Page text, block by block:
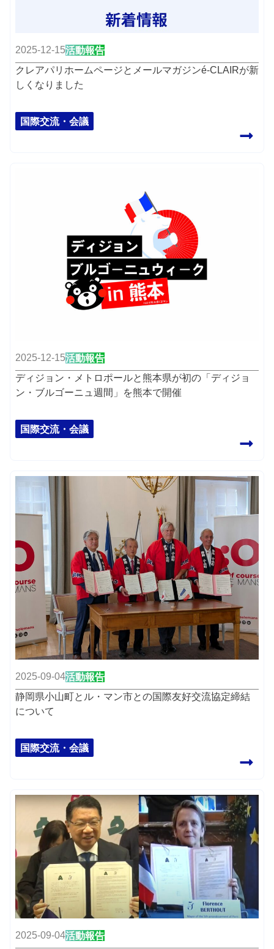
2025-12-15活動報告
クレアパリホームページとメールマガジンé-CLAIRが新
しくなりました
国際交流・会議
2025-12-15活動報告
ディジョン・メトロポールと熊本県が初の「ディジョ
ン・ブルゴーニュ週間」を熊本で開催
国際交流・会議
2025-09-04活動報告
静岡県小山町とル・マン市との国際友好交流協定締結
について
国際交流・会議
2025-09-04活動報告